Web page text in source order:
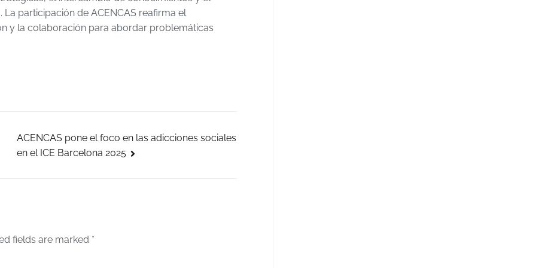
participación de ACENCAS reafirma el
y la colaboración para abordar problemáticas
ACENCAS pone el foco en las adicciones sociales
en el ICE Barcelona 2025
fields are marked *